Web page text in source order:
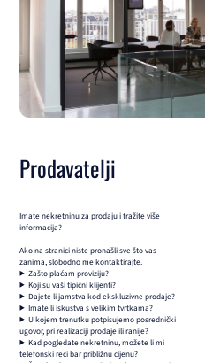
Prodavatelji
Imate nekretninu za prodaju i tražite više
informacija?
Ako na stranici niste pronašli sve što vas
zanima,slobodno me kontaktirajte.
Zašto plaćam proviziju?
Koji su vaši tipični klijenti?
Dajete li jamstva kod ekskluzivne prodaje?
Imate li iskustva s velikim tvrtkama?
U kojem trenutku potpisujemo posrednički
ugovor, pri realizaciji prodaje ili ranije?
Kad pogledate nekretninu, možete li mi
telefonski reći bar približnu cijenu?